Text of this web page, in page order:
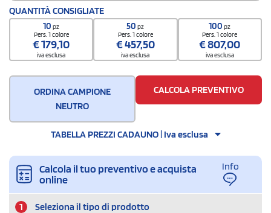
Codice doganale
61091000
Quantità per confezione
Quantità per scatola
96
QUANTITÀ CONSIGLIATE
10pz
Pers. 1 colore
€179,10
iva esclusa
50pz
Pers. 1 colore
€457,50
iva esclusa
100pz
Pers. 1 colore
€807,00
iva esclusa
ORDINA CAMPIONE
NEUTRO
CALCOLA PREVENTIVO
TABELLA PREZZI CADAUNO | Iva esclusa
Calcola il tuo preventivo e acquista
online
Info
1 Seleziona il tipo di prodotto